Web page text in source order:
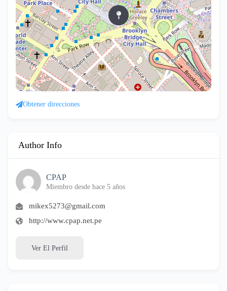
Obtener direcciones
Author Info
CPAP
Miembro desde hace 5 años
mikex5273@gmail.com
http://www.cpap.net.pe
Ver El Perfil